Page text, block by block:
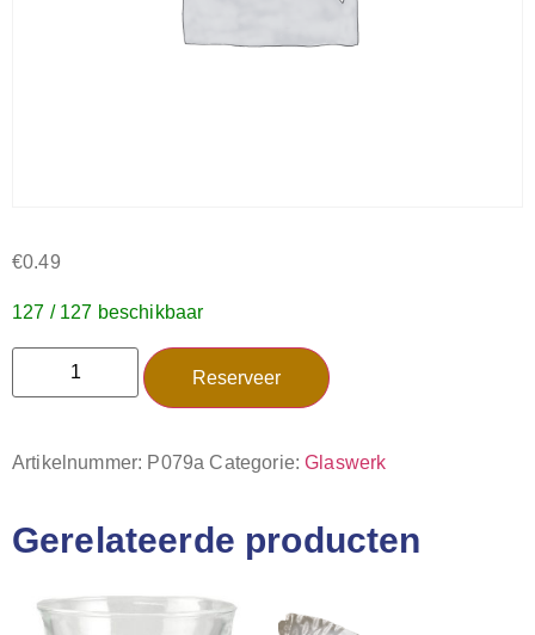
€0.49
127 / 127 beschikbaar
Reserveer
Artikelnummer: P079a Categorie:Glaswerk
Gerelateerde producten